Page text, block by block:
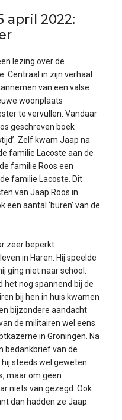
april 2022:
lezing over de
Centraal in zijn verhaal
van een valse
woonplaats
te vervullen. Vandaar
geschreven boek
Zelf kwam Jaap na
familie Lacoste aan de
familie Roos een
familie Lacoste. Dit
van Jaap Roos in
een aantal ‘buren’ van de
zeer beperkt
in Haren. Hij speelde
ging niet naar school.
het nog spannend bij de
bij hen in huis kwamen
bijzondere aandacht
de militairen wel eens
in Groningen. Na
bedankbrief van de
steeds wel geweten
maar om geen
niets van gezegd. Ook
dan hadden ze Jaap